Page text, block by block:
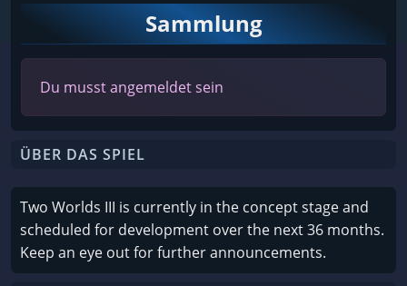
Sammlung
Du musst angemeldet sein
ÜBER DAS SPIEL
Two Worlds III is currently in the concept stage and
scheduled for development over the next 36 months.
Keep an eye out for further announcements.